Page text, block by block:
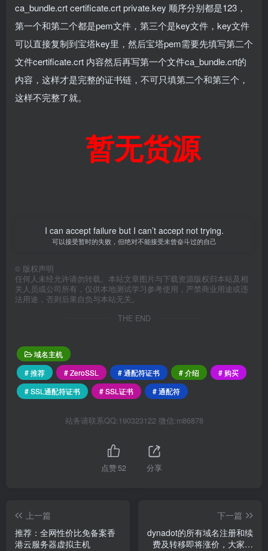
ca_bundle.crt certificate.crt private.key 顺序分别都是123，
第一个和第二个都是pem文件，第三个是key文件，key文件
可以直接复制到宝塔key里，然后宝塔pem需要先填写第二个
文件certificate.crt 内容然后再写第一个文件ca_bundle.crt的
内容，这样才是完整的证书链，不可只填第二个和第三个，
这样不完整了就。
暂无货源
I can accept failure but I can’t accept not trying.
可以接受暂时的失败，但绝对不能接受未曾奋斗过的自己
© 版权声明
任何人未经允许请勿转载。本站文章图片与下载资源版权归本站及相
关人员或公司所有，仅供本地测试学习参考使用，严禁商业用途或违
法用途，否则后果自负与本站无关。
THE END
域名主机
# 推荐
# ZeroSSL # 通配符证书 # 介绍
# 购买
# SSL通配符证书
# SSL证书 # 通配符
站务请联系QQ:190323122 微信:m86878
点赞52 分享
上一篇
推荐：全网性价比免备案香
港云服务器虚拟主机
下一篇
dynadot的所有域名注册和续
费及转移即将涨价，大家尽